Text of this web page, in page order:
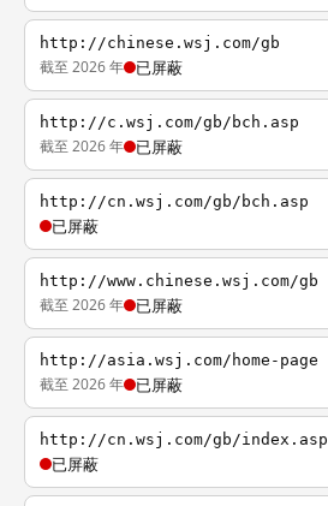
http://chinese.wsj.com/gb
截至 2026 年 已屏蔽
http://c.wsj.com/gb/bch.asp
截至 2026 年 已屏蔽
http://cn.wsj.com/gb/bch.asp
已屏蔽
http://www.chinese.wsj.com/gb
截至 2026 年 已屏蔽
http://asia.wsj.com/home-page
截至 2026 年 已屏蔽
http://cn.wsj.com/gb/index.asp
已屏蔽